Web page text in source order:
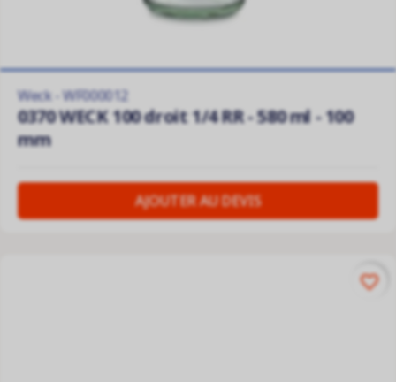
Weck - WF000012
0370 WECK 100 droit 1/4 RR - 580 ml - 100
mm
AJOUTER AU DEVIS
favorite_border